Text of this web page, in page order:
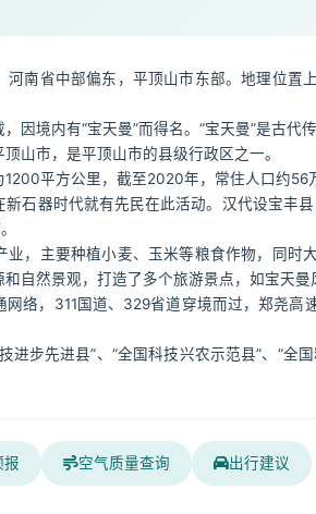
南省中部偏东，平顶山市东部。地理位置
因境内有“宝天曼”而得名。“宝天曼”是古代
山市，是平顶山市的县级行政区之一。
平方公里，截至2020年，常住人口约56
石器时代就有先民在此活动。汉代设宝丰
，主要种植小麦、玉米等粮食作物，同时
自然景观，打造了多个旅游景点，如宝天曼
络，311国道、329省道穿境而过，郑尧
进步先进县”、“全国科技兴农示范县”、“全
报 空气质量查询 出行建议